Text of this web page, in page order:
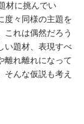
材に挑んでい
度々同様の主題を
これは偶然だろう
い題材、表現すべ
離れ離れになって
そんな仮説も考え